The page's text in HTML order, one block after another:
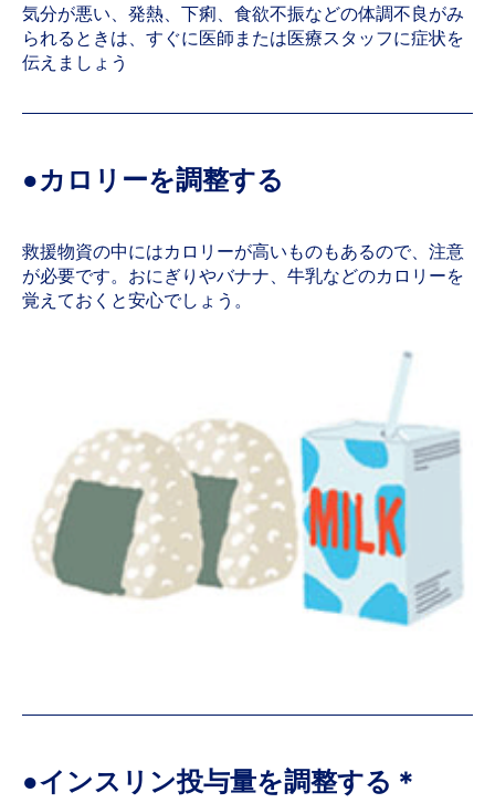
気分が悪い、発熱、下痢、食欲不振などの体調不良がみ
られるときは、すぐに医師または医療スタッフに症状を
伝えましょう
●カロリーを調整する
救援物資の中にはカロリーが高いものもあるので、注意
が必要です。おにぎりやバナナ、牛乳などのカロリーを
覚えておくと安心でしょう。
●インスリン投与量を調整する＊